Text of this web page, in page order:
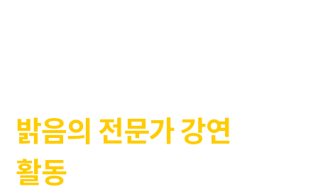
밝음의 전문가 강연
활동